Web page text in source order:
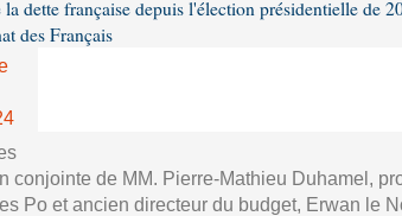
la dette française depuis l'élection présidentielle de
des Français
conjointe de MM. Pierre-Mathieu Duhamel,
Po et ancien directeur du budget, Erwan le